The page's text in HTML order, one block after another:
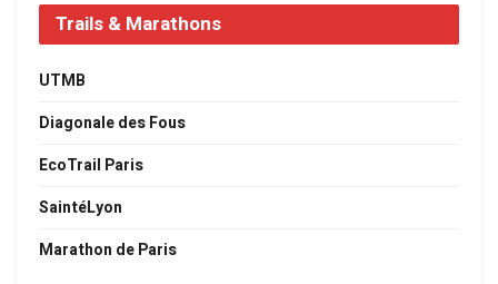
Trails & Marathons
UTMB
Diagonale des Fous
EcoTrail Paris
SaintéLyon
Marathon de Paris